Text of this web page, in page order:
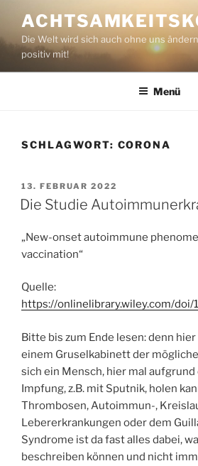
Inhalt
springenDie Welt wird sich auch ohne uns
positiv mit!
Menü
SCHLAGWORT: CORONA
VERÖFFENTLICHT
AM
13. FEBRUAR 2022
Die Studie
„New-onset autoimmune
vaccination“
Quelle:
https://onlinelibrary.wiley.com/doi/
Bitte bis zum Ende lesen: denn
einem Gruselkabinett der
sich ein Mensch, hier mal aufgrund
Impfung, z.B. mit Sputnik, holen
Thrombosen, Autoimmun-,
Lebererkrankungen oder dem
Syndrome ist da fast alles dabei,
beschreiben können und nicht